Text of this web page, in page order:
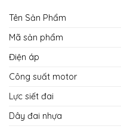
Tên Sản Phẩm
Mã sản phẩm
Điện áp
Công suất motor
Lực siết đai
Dây đai nhựa